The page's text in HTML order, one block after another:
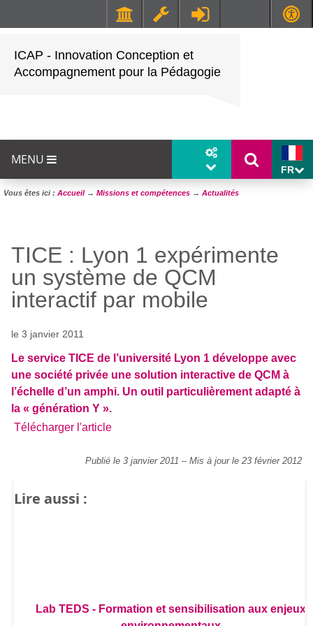
ICAP - Innovation Conception et
Accompagnement pour la Pédagogie
MENU
FR
Vous êtes ici : Accueil→ Missions et compétences → Actualités
TICE : Lyon 1 expérimente
un système de QCM
interactif par mobile
le 3 janvier 2011
Le service TICE de l’université Lyon 1 développe avec
une société privée une solution interactive de QCM à
l’échelle d’un amphi. Un outil particulièrement adapté à
la « génération Y ».
Télécharger l'article
Publié le 3 janvier 2011 – Mis à jour le 23 février 2012
Lire aussi :
Lab TEDS - Formation et sensibilisation aux enjeux